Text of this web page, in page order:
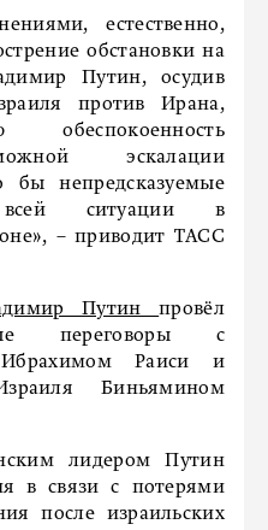
естественно,
обстановки на
Путин, осудив
против Ирана,
обеспокоенность
эскалации
бы непредсказуемые
ситуации в
– приводит ТАСС
Путинпровёл
переговоры с
Раиси и
Биньямином
лидером Путин
в связи с потерями
после израильских